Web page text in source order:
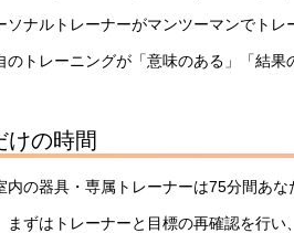
ナルトレーナーがマンツーマンでトレ
トレーニングが「意味のある」「結果
けの時間
の器具・専属トレーナーは75分間あな
ずはトレーナーと目標の再確認を行